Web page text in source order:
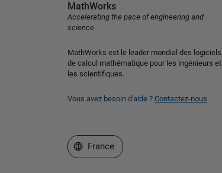
MathWorks
Accelerating the pace of engineering and
science
MathWorks est le leader mondial des logiciels
de calcul mathématique pour les ingénieurs et
les scientifiques.
Vous avez besoin d'aide ? Contactez-nous
Sélectionner un site web
France